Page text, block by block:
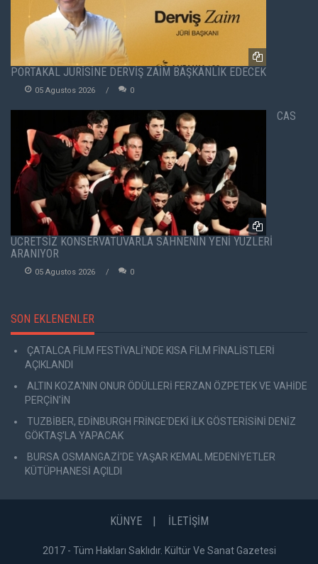
PORTAKAL JÜRİSİNE DERVİŞ ZAİM BAŞKANLIK EDECEK
05 Agustos 2026 0
CAS
ÜCRETSİZ KONSERVATUVARLA SAHNENİN YENİ YÜZLERİ
ARANIYOR
05 Agustos 2026 0
SON EKLENENLER
ÇATALCA FİLM FESTİVALİ'NDE KISA FİLM FİNALİSTLERİ
AÇIKLANDI
ALTIN KOZA'NIN ONUR ÖDÜLLERİ FERZAN ÖZPETEK VE VAHİDE
PERÇİN'İN
TUZBİBER, EDİNBURGH FRİNGE'DEKİ İLK GÖSTERİSİNİ DENİZ
GÖKTAŞ'LA YAPACAK
BURSA OSMANGAZİ'DE YAŞAR KEMAL MEDENİYETLER
KÜTÜPHANESİ AÇILDI
KÜNYE İLETİŞİM
2017 - Tüm Hakları Saklıdır. Kültür Ve Sanat Gazetesi